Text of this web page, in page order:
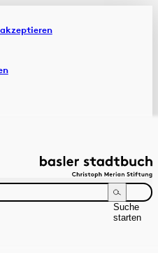
Dossiers
Suche
starten